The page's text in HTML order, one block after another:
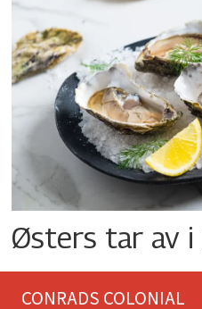
Østers tar av i
CONRADS COLONIAL